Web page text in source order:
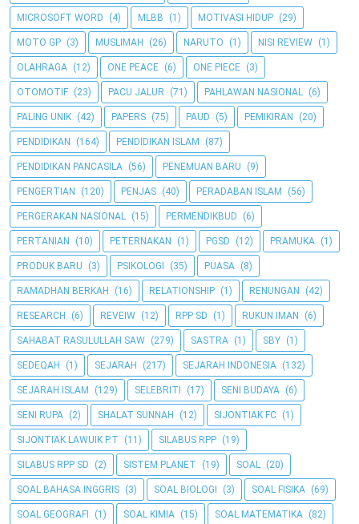
MICROSOFT WORD (4) MLBB (1) MOTIVASI HIDUP (29)
MOTO GP (3) MUSLIMAH (26) NARUTO (1) NISI REVIEW (1)
OLAHRAGA (12) ONE PEACE (6) ONE PIECE (3)
OTOMOTIF (23) PACU JALUR (71) PAHLAWAN NASIONAL (6)
PALING UNIK (42) PAPERS (75) PAUD (5) PEMIKIRAN (20)
PENDIDIKAN (164) PENDIDIKAN ISLAM (87)
PENDIDIKAN PANCASILA (56) PENEMUAN BARU (9)
PENGERTIAN (120) PENJAS (40) PERADABAN ISLAM (56)
PERGERAKAN NASIONAL (15) PERMENDIKBUD (6)
PERTANIAN (10) PETERNAKAN (1) PGSD (12) PRAMUKA (1)
PRODUK BARU (3) PSIKOLOGI (35) PUASA (8)
RAMADHAN BERKAH (16) RELATIONSHIP (1) RENUNGAN (42)
RESEARCH (6) REVEIW (12) RPP SD (1) RUKUN IMAN (6)
SAHABAT RASULULLAH SAW (279) SASTRA (1) SBY (1)
SEDEQAH (1) SEJARAH (217) SEJARAH INDONESIA (132)
SEJARAH ISLAM (129) SELEBRITI (17) SENI BUDAYA (6)
SENI RUPA (2) SHALAT SUNNAH (12) SIJONTIAK FC (1)
SIJONTIAK LAWUIK P.T (11) SILABUS RPP (19)
SILABUS RPP SD (2) SISTEM PLANET (19) SOAL (20)
SOAL BAHASA INGGRIS (3) SOAL BIOLOGI (3) SOAL FISIKA (69)
SOAL GEOGRAFI (1) SOAL KIMIA (15) SOAL MATEMATIKA (82)